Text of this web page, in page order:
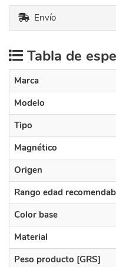
Envío
Tabla de
Marca
Modelo
Tipo
Magnético
Origen
Rango edad
Color base
Material
Peso producto [GRS]